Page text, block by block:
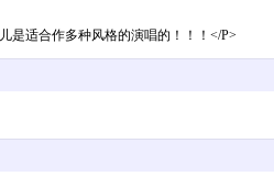
是适合作多种风格的演唱的！！！</P>